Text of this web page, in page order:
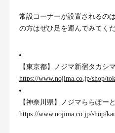
常設コーナーが設置されるの
の方はぜひ足を運んでみてくだ
【東京都】ノジマ新宿タカシ
https://www.nojima.co.jp/shop/
【神奈川県】ノジマららぽー
https://www.nojima.co.jp/shop/